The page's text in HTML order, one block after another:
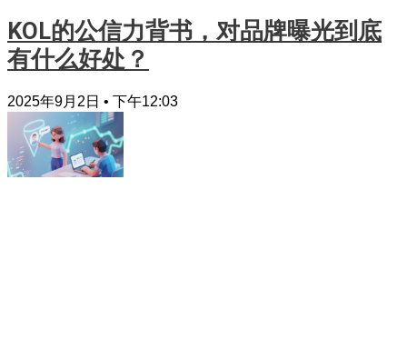
KOL的公信力背书，对品牌曝光到底
有什么好处？
2025年9月2日 下午12:03